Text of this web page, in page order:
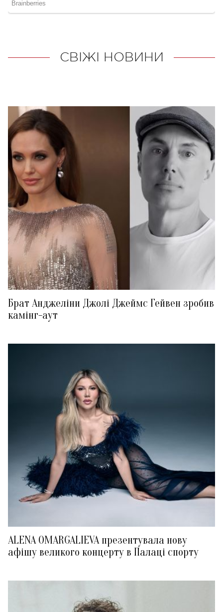
СВІЖІ НОВИНИ
Брат Анджеліни Джолі Джеймс Гейвен зробив
камінг-аут
ALENA OMARGALIEVA презентувала нову
афішу великого концерту в Палаці спорту